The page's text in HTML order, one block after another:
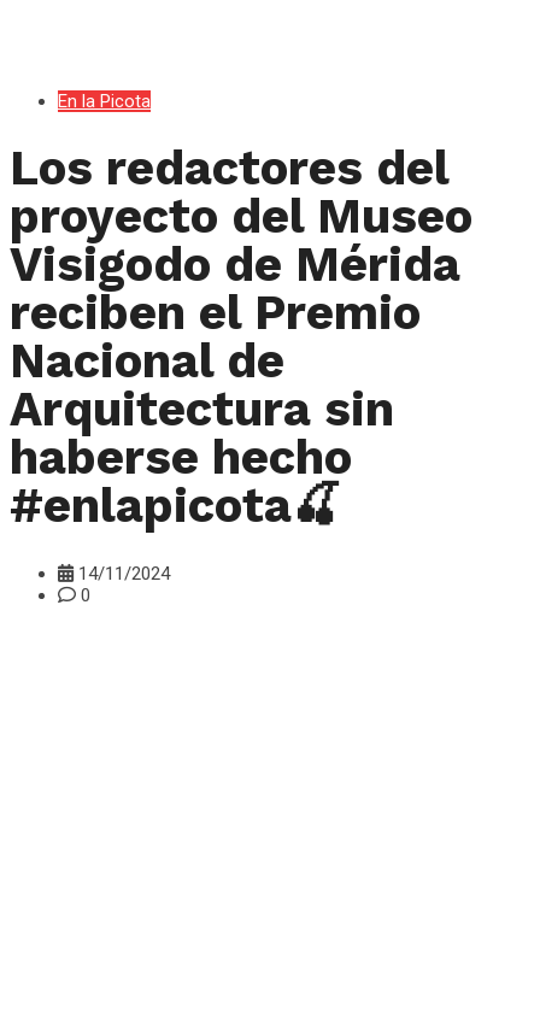
En la Picota
Los redactores del
proyecto del Museo
Visigodo de Mérida
reciben el Premio
Nacional de
Arquitectura sin
haberse hecho
#enlapicota🍒
14/11/2024
0